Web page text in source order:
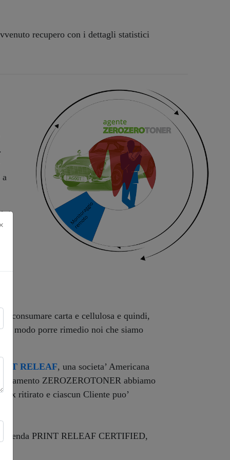
recupero con i dettagli statistici
lui
consumare carta e cellulosa e quindi,
modo porre rimedio noi che siamo
RELEAF, una societa’ Americana
ZEROZEROTONER abbiamo
ritirato e ciascun Cliente puo’
PRINT RELEAF CERTIFIED,